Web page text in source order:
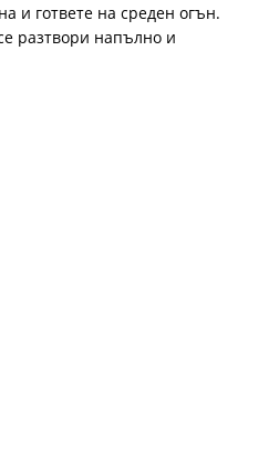
и гответе на среден огън.
разтвори напълно и